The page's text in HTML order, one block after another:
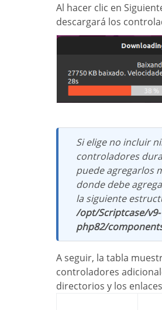
Al hacer clic en Siguiente, el instalador
descargará los
Si elige no incluir ninguno de estos
controladores
puede agregarlos
donde debe
la siguiente
/opt/Scriptcase/v9-
php82/
A seguir, la tabla muestra los
controladores
directorios y los